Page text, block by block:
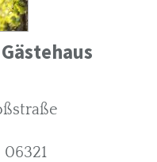
06321